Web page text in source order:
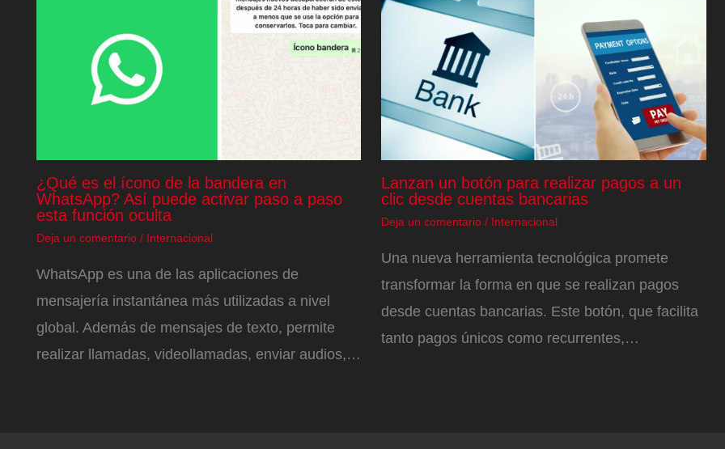
¿Qué es el ícono de la bandera en
WhatsApp? Así puede activar paso a paso
esta función oculta
Deja un comentario / Internacional
WhatsApp es una de las aplicaciones de
mensajería instantánea más utilizadas a nivel
global. Además de mensajes de texto, permite
realizar llamadas, videollamadas, enviar audios,…
Lanzan un botón para realizar pagos a un
clic desde cuentas bancarias
Deja un comentario / Internacional
Una nueva herramienta tecnológica promete
transformar la forma en que se realizan pagos
desde cuentas bancarias. Este botón, que facilita
tanto pagos únicos como recurrentes,…